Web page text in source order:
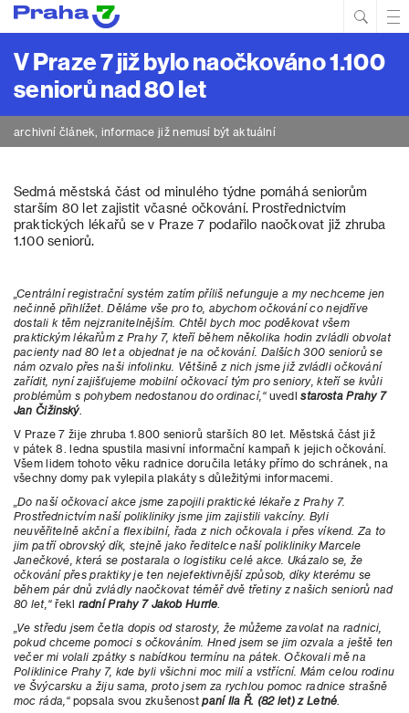
V Praze 7 již bylo naočkováno 1.100
seniorů nad 80 let
archivní článek, informace již nemusí být aktuální
Sedmá městská část od minulého týdne pomáhá seniorům
starším 80 let zajistit včasné očkování. Prostřednictvím
praktických lékařů se v Praze 7 podařilo naočkovat již zhruba
1.100 seniorů.
„Centrální registrační systém zatím příliš nefunguje a my nechceme jen
nečinně přihlížet. Děláme vše pro to, abychom očkování co nejdříve
dostali k těm nejzranitelnějším. Chtěl bych moc poděkovat všem
praktickým lékařům z Prahy 7, kteří během několika hodin zvládli obvolat
pacienty nad 80 let a objednat je na očkování. Dalších 300 seniorů se
nám ozvalo přes naši infolinku. Většině z nich jsme již zvládli očkování
zařídit, nyní zajišťujeme mobilní očkovací tým pro seniory, kteří se kvůli
problémům s pohybem nedostanou do ordinací,“uvedlstarosta Prahy 7
Jan Čižinský.
V Praze 7 žije zhruba 1.800 seniorů starších 80 let. Městská část již
v pátek 8. ledna spustila masivní informační kampaň k jejich očkování.
Všem lidem tohoto věku radnice doručila letáky přímo do schránek, na
všechny domy pak vylepila plakáty s důležitými informacemi.
„Do naší očkovací akce jsme zapojili praktické lékaře z Prahy 7.
Prostřednictvím naší polikliniky jsme jim zajistili vakcíny. Byli
neuvěřitelně akční a flexibilní, řada z nich očkovala i přes víkend. Za to
jim patří obrovský dík, stejně jako ředitelce naší polikliniky Marcele
Janečkové, která se postarala o logistiku celé akce. Ukázalo se, že
očkování přes praktiky je ten nejefektivnější způsob, díky kterému se
během pár dnů zvládly naočkovat téměř dvě třetiny z našich seniorů nad
80 let,“řekl radní Prahy 7 Jakob Hurrle
„Ve středu jsem četla dopis od starosty, že můžeme zavolat na radnici,
pokud chceme pomoci s očkováním. Hned jsem se jim ozvala a ještě ten
večer mi volali zpátky s nabídkou termínu na pátek. Očkovali mě na
Poliklinice Prahy 7, kde byli všichni moc milí a vstřícní. Mám celou rodinu
ve Švýcarsku a žiju sama, proto jsem za rychlou pomoc radnice strašně
moc ráda,“popsala svou zkušenostpaní Ila Ř. (82 let) z Letné